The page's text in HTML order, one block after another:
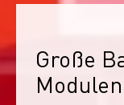
Große
Modulen